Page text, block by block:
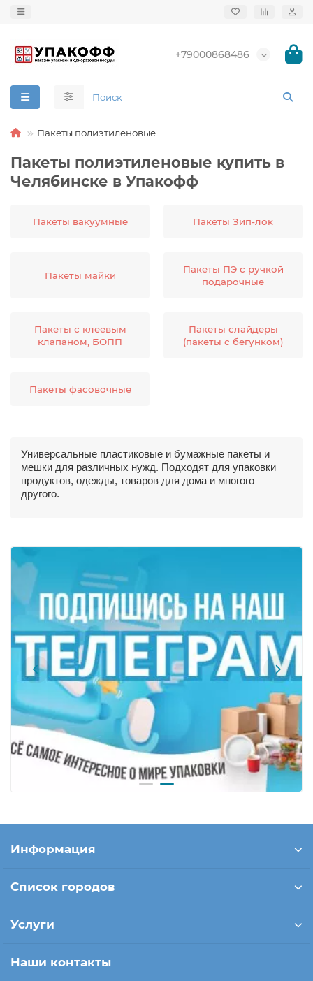
+79000868486
Пакеты полиэтиленовые
Пакеты полиэтиленовые купить в
Челябинске в Упакофф
Пакеты вакуумные Пакеты Зип-лок
Пакеты майки
Пакеты ПЭ с ручкой
подарочные
Пакеты с клеевым
клапаном, БОПП
Пакеты слайдеры
(пакеты с бегунком)
Пакеты фасовочные
Универсальные пластиковые и бумажные пакеты и
мешки для различных нужд. Подходят для упаковки
продуктов, одежды, товаров для дома и многого
другого.
Информация
Список городов
Услуги
Наши контакты